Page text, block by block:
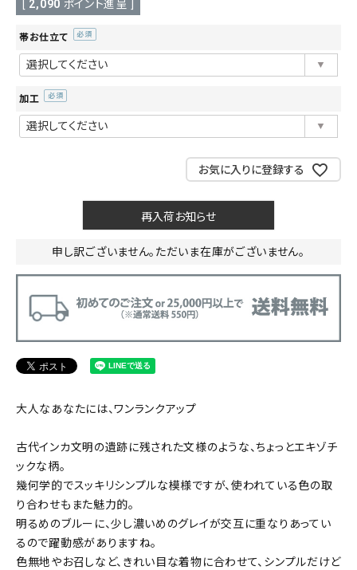
2,090 ポイント進呈 ]
帯お仕立て
須)
加工
須)
お気に入りに登録する
再入荷お知らせ
申し訳ございません。ただいま在庫がございません。
大人なあなたには、ワンランクアップ
古代インカ文明の遺跡に残された文様のような、ちょっとエキゾチ
ックな柄。
幾何学的でスッキリシンプルな模様ですが、使われている色の取
り合わせもまた魅力的。
明るめのブルーに、少し濃いめのグレイが交互に重なりあってい
るので躍動感がありますね。
色無地やお召しなど、きれい目な着物に合わせて、シンプルだけど